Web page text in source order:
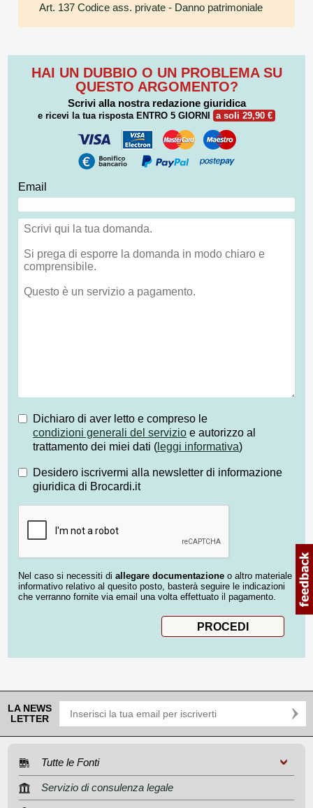
Art. 137 Codice ass. private - Danno patrimoniale
HAI UN DUBBIO O UN PROBLEMA SU
QUESTO ARGOMENTO?
Scrivi alla nostra redazione giuridica
e ricevi la tua risposta ENTRO 5 GIORNI a soli 29,90 €
Email
Dichiaro di aver letto e compreso le
condizioni generali del servizio e autorizzo al
trattamento dei miei dati ( leggi informativa)
Desidero iscrivermi alla newsletter di informazione
giuridica di Brocardi.it
Nel caso si necessiti di allegare documentazione o altro materiale
informativo relativo al quesito posto, basterà seguire le indicazioni
che verranno fornite via email una volta effettuato il pagamento.
LA NEWS
LETTER
Tutte le Fonti
Servizio di consulenza legale